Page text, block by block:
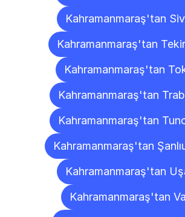
Kahramanmaraş'tan
Kahramanmaraş'tan
Kahramanmaraş'tan
Kahramanmaraş'tan
Kahramanmaraş'tan
Kahramanmaraş'tan
Kahramanmaraş'tan
Kahramanmaraş'tan